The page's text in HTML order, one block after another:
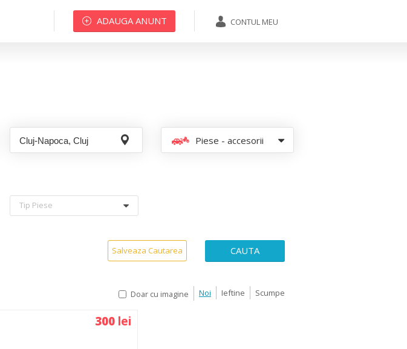
CONTUL MEU
ADAUGA ANUNT
Piese - accesorii
Tip Piese
Salveaza Cautarea CAUTA
Doar cu imagine Noi Ieftine Scumpe
300 lei